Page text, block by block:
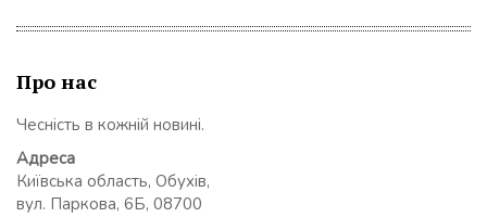
Про нас
Чесність в кожній новині.
Адреса
Київська область, Обухів,
вул. Паркова, 6Б, 08700